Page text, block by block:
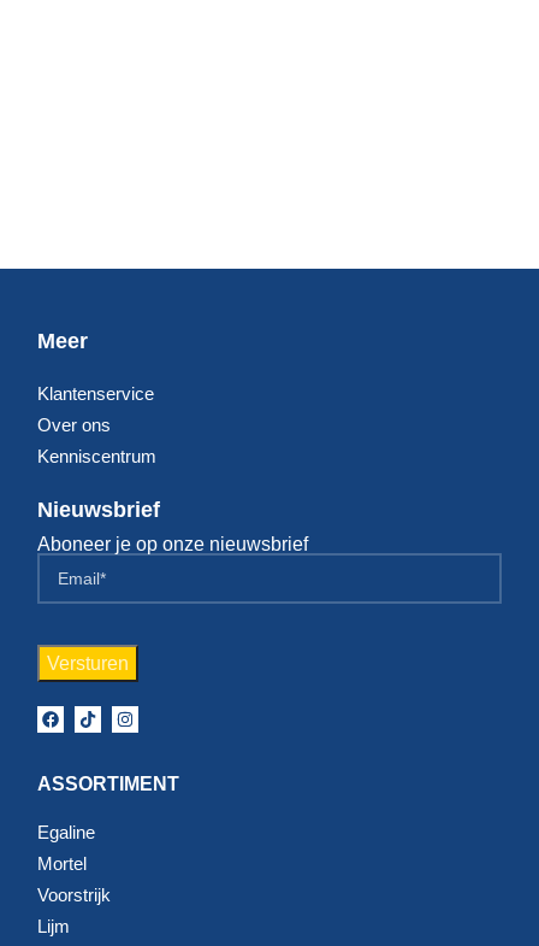
Meer
Klantenservice
Over ons
Kenniscentrum
Nieuwsbrief
Aboneer je op onze nieuwsbrief
ASSORTIMENT
Egaline
Mortel
Voorstrijk
Lijm